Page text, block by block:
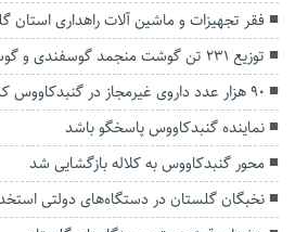
فقر تجهیزات و ماشین آلات راهداری استان
توزیع ۲۳۱ تن گوشت منجمد گوسفندی و گوساله در استان گلستان
۹۰ هزار عدد داروی غیرمجاز در گنبدکاووس کشف شد
نماینده گنبدکاووس پاسخگو باشد
محور گنبدکاووس به کلاله بازگشایی شد
نخبگان گلستان در دستگاه‌های دولتی